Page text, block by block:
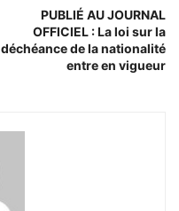
PUBLIÉ AU JOURNAL
OFFICIEL : La loi sur la
déchéance de la nationalité
entre en vigueur